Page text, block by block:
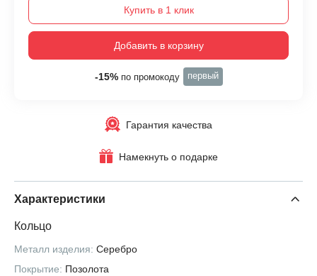
Купить в 1 клик
Добавить в корзину
-15%по промокоду первый
Гарантия качества
Намекнуть о подарке
Характеристики
Кольцо
Металл изделия: Серебро
Покрытие: Позолота